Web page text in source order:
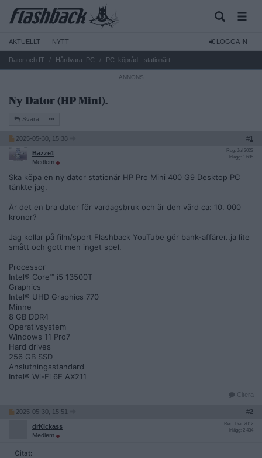
AKTUELLT NYTT LOGGA IN
Dator och IT Hårdvara: PC PC: köpråd - stationärt
Ny Dator (HP Mini).
Svara
2025-05-30, 15:38 #1
Bazze1
Medlem
Reg: Jul 2023
Inlägg: 1 695
Ska köpa en ny dator stationär HP Pro Mini 400 G9 Desktop PC
tänkte jag.
Är det en bra dator för vardagsbruk och är den värd ca: 10. 000
kronor?
Jag kollar på film/sport Flashback YouTube gör bank-affärer..ja lite
smått och gott men inget spel.
Processor
Intel® Core™ i5 13500T
Graphics
Intel® UHD Graphics 770
Minne
8 GB DDR4
Operativsystem
Windows 11 Pro7
Hard drives
256 GB SSD
Anslutningsstandard
Intel® Wi-Fi 6E AX211
Citera
2025-05-30, 15:51 #2
drKickass
Medlem
Reg: Dec 2012
Inlägg: 2 434
Citat: